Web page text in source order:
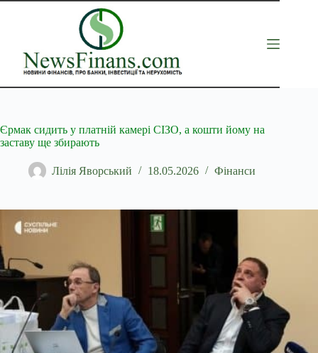
Перейти
Єрмак сидить у платній камері СІЗО, а кошти йому на
заставу ще збирають
Лілія Яворський 18.05.2026 Фінанси